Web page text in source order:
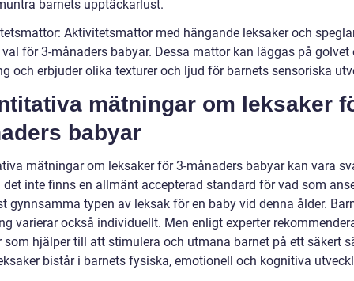
barnets upptäckarlust.
Aktivitetsmattor med hängande leksaker och
för 3-månaders babyar. Dessa mattor kan läggas på golvet
och erbjuder olika texturer och ljud för barnets sensoriska
mätningar om leksaker
babyar
mätningar om leksaker för 3-månaders babyar kan vara
det inte finns en allmänt accepterad standard för vad som
gynnsamma typen av leksak för en baby vid denna ålder.
varierar också individuellt. Men enligt experter
som hjälper till att stimulera och utmana barnet på ett säkert
bistår i barnets fysiska, emotionell och kognitiva